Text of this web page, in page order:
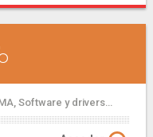
Software y drivers...